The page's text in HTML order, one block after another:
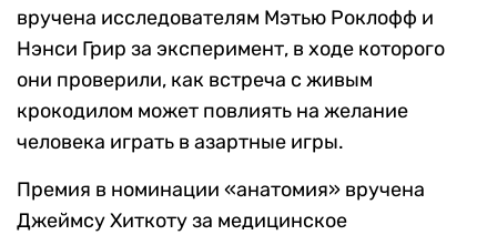
вручена исследователям Мэтью Роклофф и
Нэнси Грир за эксперимент, в ходе которого
они проверили, как встреча с живым
крокодилом может повлиять на желание
человека играть в азартные игры.
Премия в номинации «анатомия» вручена
Джеймсу Хиткоту за медицинское